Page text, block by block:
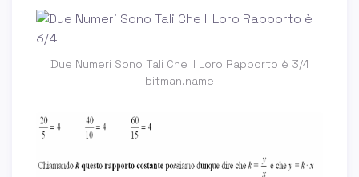
Due Numeri Sono Tali Che Il Loro Rapporto è 3/4
bitman.name